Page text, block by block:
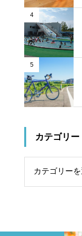
4
5
カテゴリー